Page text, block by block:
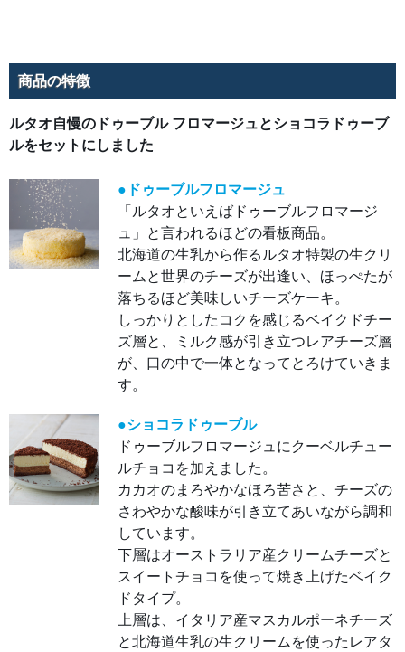
ズの
さわ
やか
な酸
味が
引き
立て
あい
和し
てい
ま
す。
下層
はオ
ース
トラ
イク
ドタ
イ
プ。
上層
は、
商品の特徴
ルタオ自慢のドゥーブル フロマージュとショコラドゥーブ
ルをセットにしました
●ドゥーブルフロマージュ
「ルタオといえばドゥーブルフロマージ
ュ」と言われるほどの看板商品。
北海道の生乳から作るルタオ特製の生クリ
ームと世界のチーズが出逢い、ほっぺたが
落ちるほど美味しいチーズケーキ。
しっかりとしたコクを感じるベイクドチー
ズ層と、ミルク感が引き立つレアチーズ層
が、口の中で一体となってとろけていきま
す。
●ショコラドゥーブル
ドゥーブルフロマージュにクーベルチュー
ルチョコを加えました。
カカオのまろやかなほろ苦さと、チーズの
さわやかな酸味が引き立てあいながら調和
しています。
下層はオーストラリア産クリームチーズと
スイートチョコを使って焼き上げたベイク
ドタイプ。
上層は、イタリア産マスカルポーネチーズ
と北海道生乳の生クリームを使ったレアタ